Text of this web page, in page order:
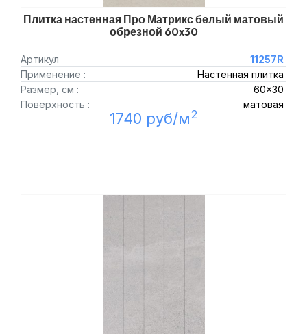
Плитка настенная Про Матрикс белый матовый
обрезной 60x30
Артикул
11257R
Применение :
Настенная плитка
Размер, см :
60x30
Поверхность :
матовая
1740 руб/м2